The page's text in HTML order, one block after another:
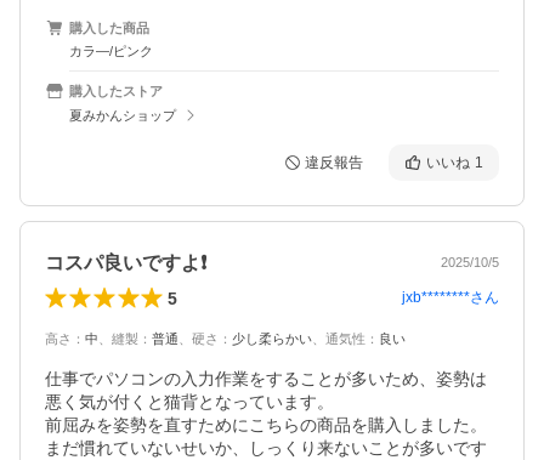
購入した商品
カラ―/ピンク
購入したストア
夏みかんショップ
違反報告 いいね 1
コスパ良いですよ❗️ 2025/10/5
5 jxb********さん
高さ ： 中 縫製 ： 普通 硬さ ： 少し柔らかい 通気性 ： 良い
仕事でパソコンの入力作業をすることが多いため、姿勢は
悪く気が付くと猫背となっています。
前屈みを姿勢を直すためにこちらの商品を購入しました。
まだ慣れていないせいか、しっくり来ないことが多いです